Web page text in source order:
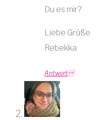
Du es mir?
Liebe Grüße
Rebekka
Antwort